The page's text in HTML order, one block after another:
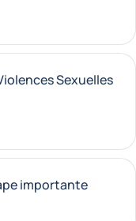
Sexuelles
importante